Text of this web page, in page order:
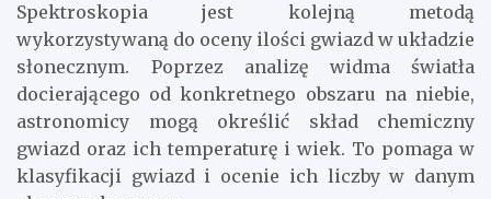
Spektroskopia jest kolejną metodą
wykorzystywaną do oceny ilości gwiazd w układzie
słonecznym. Poprzez analizę widma światła
docierającego od konkretnego obszaru na niebie,
astronomicy mogą określić skład chemiczny
gwiazd oraz ich temperaturę i wiek. To pomaga w
klasyfikacji gwiazd i ocenie ich liczby w danym